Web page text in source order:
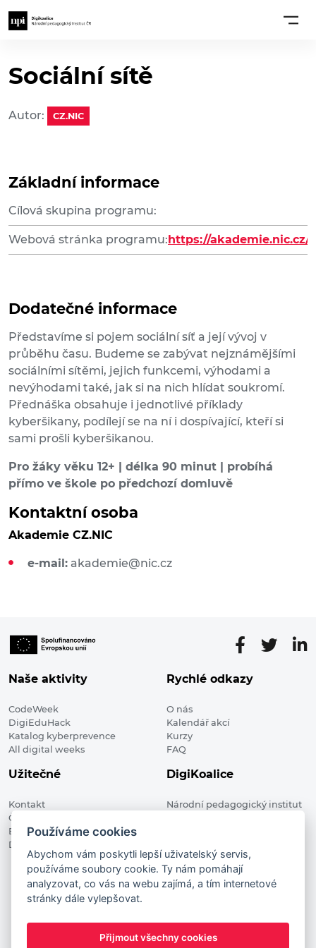
Sociální sítě
Autor: CZ.NIC
Základní informace
Cílová skupina programu:
Webová stránka programu: https://akademie.nic.cz/
Dodatečné informace
Představíme si pojem sociální síť a její vývoj v
průběhu času. Budeme se zabývat nejznámějšími
sociálními sítěmi, jejich funkcemi, výhodami a
nevýhodami také, jak si na nich hlídat soukromí.
Přednáška obsahuje i jednotlivé příklady
kyberšikany, podílejí se na ní i dospívající, kteří si
sami prošli kyberšikanou.
Pro žáky věku 12+ | délka 90 minut | probíhá
přímo ve škole po předchozí domluvě
Kontaktní osoba
Akademie CZ.NIC
e-mail: akademie@nic.cz
Naše aktivity
CodeWeek
DigiEduHack
Katalog kyberprevence
All digital weeks
Rychlé odkazy
O nás
Kalendář akcí
Kurzy
FAQ
Užitečné
Kontakt
Členské organizace
Blog
Digitalizace ve vzdělávání
DigiKoalice
Národní pedagogický institut
DigiKoalice 2021. All rights reserved
Vstup do administrace
This project has received funding from the European
Commission Innovation and Networks Executive Agency (now
Používáme cookies
Abychom vám poskytli lepší uživatelský servis,
používáme soubory cookie. Ty nám pomáhají
analyzovat, co vás na webu zajímá, a tím internetové
stránky dále vylepšovat.
Přijmout všechny cookies